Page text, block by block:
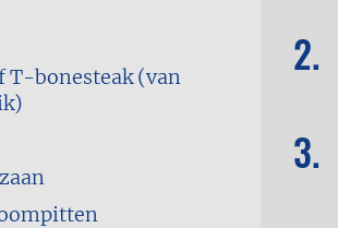
T-bonesteak (van